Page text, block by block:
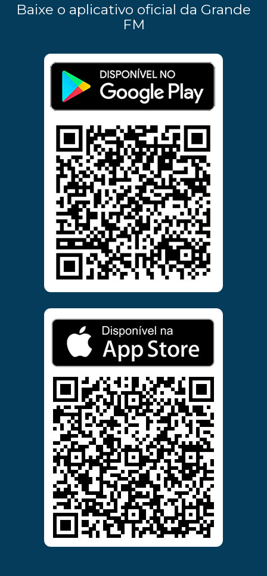
Baixe o aplicativo oficial da Grande
FM